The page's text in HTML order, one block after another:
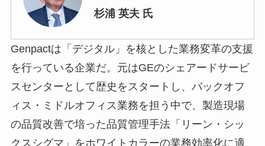
杉浦 英夫 氏
Genpactは「デジタル」を核とした業務変革の支援
を行っている企業だ。元はGEのシェアードサービ
スセンターとして歴史をスタートし、バックオフ
ィス・ミドルオフィス業務を担う中で、製造現場
の品質改善で培った品質管理手法「リーン・シッ
クスシグマ」をホワイトカラーの業務効率化に適